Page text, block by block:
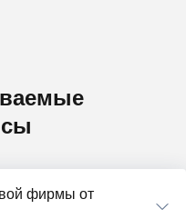
фирмы от